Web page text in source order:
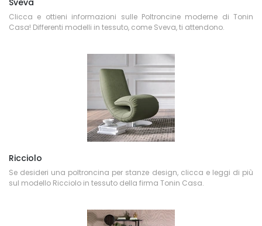
Sveva
Clicca e ottieni informazioni sulle Poltroncine moderne di Tonin
Casa! Differenti modelli in tessuto, come Sveva, ti attendono.
Ricciolo
Se desideri una poltroncina per stanze design, clicca e leggi di più
sul modello Ricciolo in tessuto della firma Tonin Casa.